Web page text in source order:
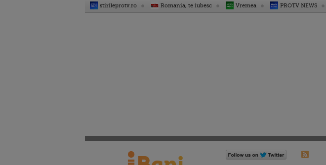
stirileprotv.ro Romania, te iubesc Vremea PROTV NEWS